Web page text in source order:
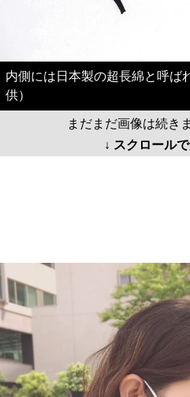
内側には日本製の超長綿と呼ば
供）
まだまだ画像は続き
↓ スクロール